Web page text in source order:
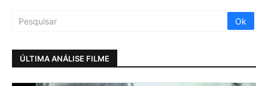
ÚLTIMA ANÁLISE FILME